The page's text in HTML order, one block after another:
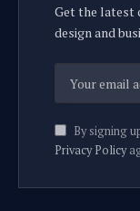
Get the latest
design and
By signing
Privacy Policy